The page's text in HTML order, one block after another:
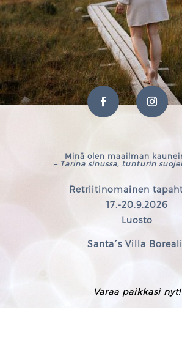
Minä olen maailman
– Tarina sinussa, tunturin
Retriitinomainen
17.-20.9.2026
Luosto
Santa´s Villa
Varaa paikkasi nyt!